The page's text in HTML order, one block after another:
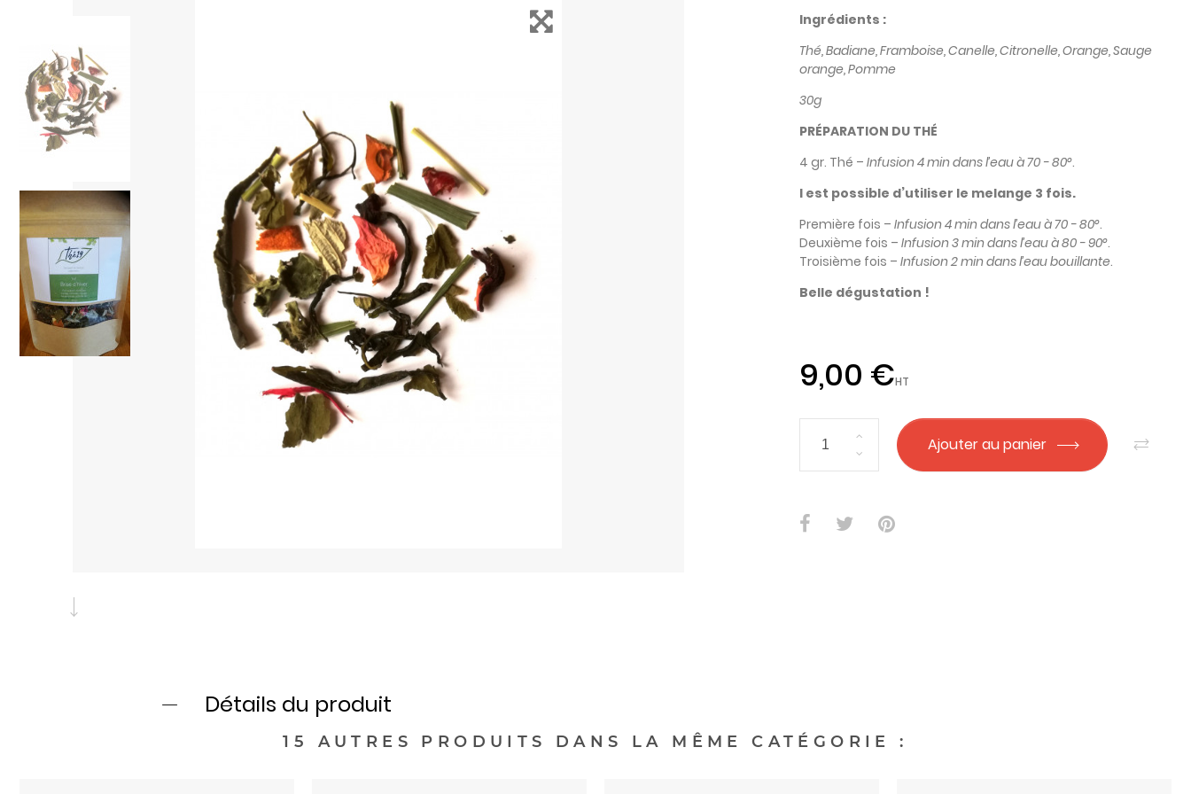
Ingrédients :
Thé, Badiane, Framboise, Canelle, Citronelle, Orange, Sauge
orange, Pomme
30g
PRÉPARATION DU THÉ
4 gr. Thé – Infusion 4 min dans l’eau à 70 - 80°.
I est possible d’utiliser le melange 3 fois.
Première fois – Infusion 4 min dans l’eau à 70 - 80°.
Deuxième fois – Infusion 3 min dans l’eau à 80 - 90°.
Troisième fois – Infusion 2 min dans l’eau bouillante.
Belle dégustation !
9,00 €HT
Ajouter au panier
Détails du produit
15 AUTRES PRODUITS DANS LA MÊME CATÉGORIE :